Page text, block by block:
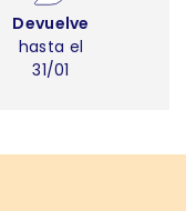
Devuelve
hasta el
31/01